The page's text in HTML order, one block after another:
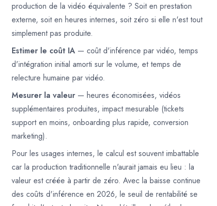
production de la vidéo équivalente ? Soit en prestation
externe, soit en heures internes, soit zéro si elle n'est tout
simplement pas produite.
Estimer le coût IA — coût d'inférence par vidéo, temps
d'intégration initial amorti sur le volume, et temps de
relecture humaine par vidéo.
Mesurer la valeur — heures économisées, vidéos
supplémentaires produites, impact mesurable (tickets
support en moins, onboarding plus rapide, conversion
marketing).
Pour les usages internes, le calcul est souvent imbattable
car la production traditionnelle n'aurait jamais eu lieu : la
valeur est créée à partir de zéro. Avec la baisse continue
des coûts d'inférence en 2026, le seuil de rentabilité se